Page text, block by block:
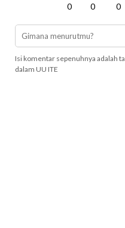
0 0 0
Isi komentar sepenuhnya adalah
dalam UU ITE